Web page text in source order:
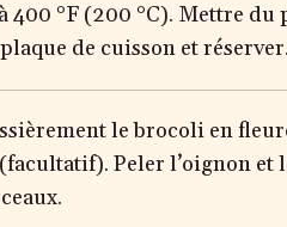
400 °F (200 °C). Mettre
de cuisson et réserver.
le brocoli en
Peler l’oignon